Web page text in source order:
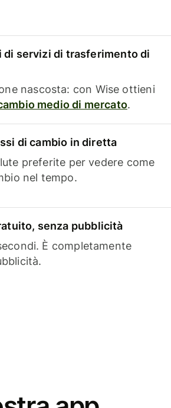
di servizi di trasferimento di
nascosta: con Wise ottieni
medio di mercato.
di cambio in diretta
preferite per vedere come
nel tempo.
senza pubblicità
È completamente